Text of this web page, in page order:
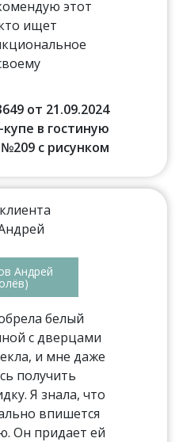
этот
ищет
от 21.09.2024
в гостиную
№209 с рисунком
Андрей
белый
с дверцами
и мне даже
получить
Я знала, что
впишется
Он придает ей